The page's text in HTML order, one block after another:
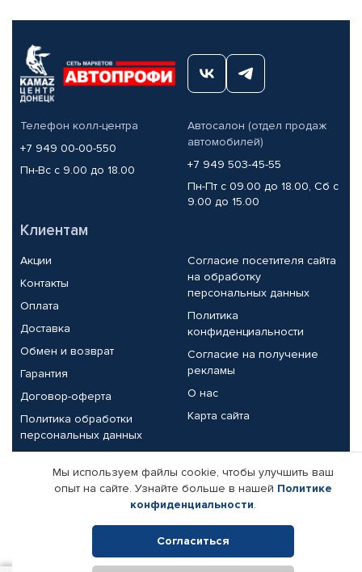
Телефон колл-центра
+7 949 00-00-550
Пн-Вс с 9.00 до 18.00
Автосалон (отдел продаж
автомобилей)
+7 949 503-45-55
Пн-Пт с 09.00 до 18.00, Сб с
9.00 до 15.00
Клиентам
Акции
Контакты
Оплата
Доставка
Обмен и возврат
Гарантия
Договор-оферта
Политика обработки
персональных данных
Согласие посетителя сайта
на обработку
персональных данных
Политика
конфиденциальности
Согласие на получение
рекламы
О нас
Карта сайта
Партнерам
Корпоративным клиентам
Поставщикам
Реквизиты компании
Мы используем файлы cookie, чтобы улучшить ваш
опыт на сайте. Узнайте больше в нашей Политике
конфиденциальности.
Согласиться